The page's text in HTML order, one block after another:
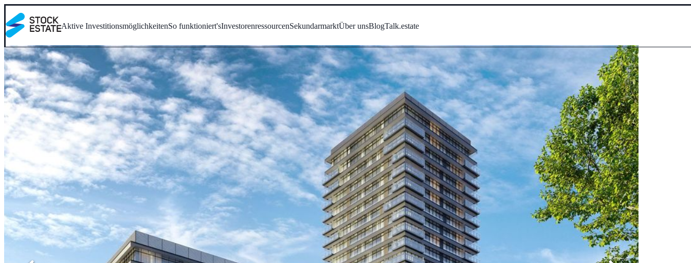
Aktive InvestitionsmöglichkeitenSo funktioniert'sInvestorenressourcenSekundarmarktÜber unsBlogTalk.estate